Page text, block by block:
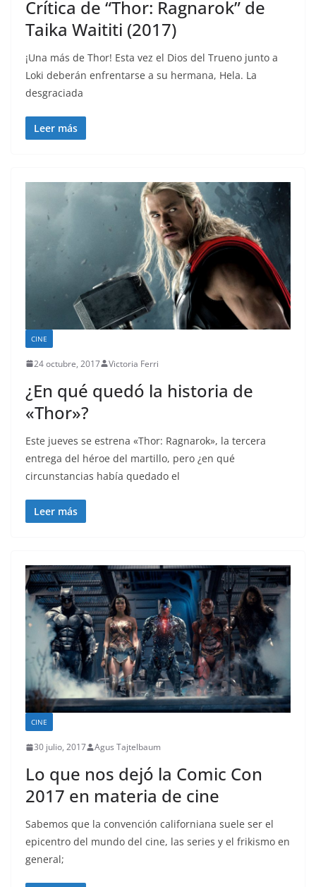
Crítica de “Thor: Ragnarok” de
Taika Waititi (2017)
¡Una más de Thor! Esta vez el Dios del Trueno junto a
Loki deberán enfrentarse a su hermana, Hela. La
desgraciada
Leer más
CINE
24 octubre, 2017 Victoria Ferri
¿En qué quedó la historia de
«Thor»?
Este jueves se estrena «Thor: Ragnarok», la tercera
entrega del héroe del martillo, pero ¿en qué
circunstancias había quedado el
Leer más
CINE
30 julio, 2017 Agus Tajtelbaum
Lo que nos dejó la Comic Con
2017 en materia de cine
Sabemos que la convención californiana suele ser el
epicentro del mundo del cine, las series y el frikismo en
general;